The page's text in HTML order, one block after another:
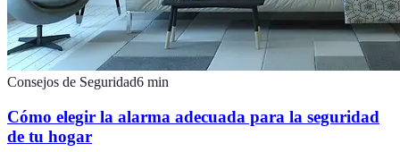
Consejos de Seguridad6 min
Cómo elegir la alarma adecuada para la seguridad
de tu hogar